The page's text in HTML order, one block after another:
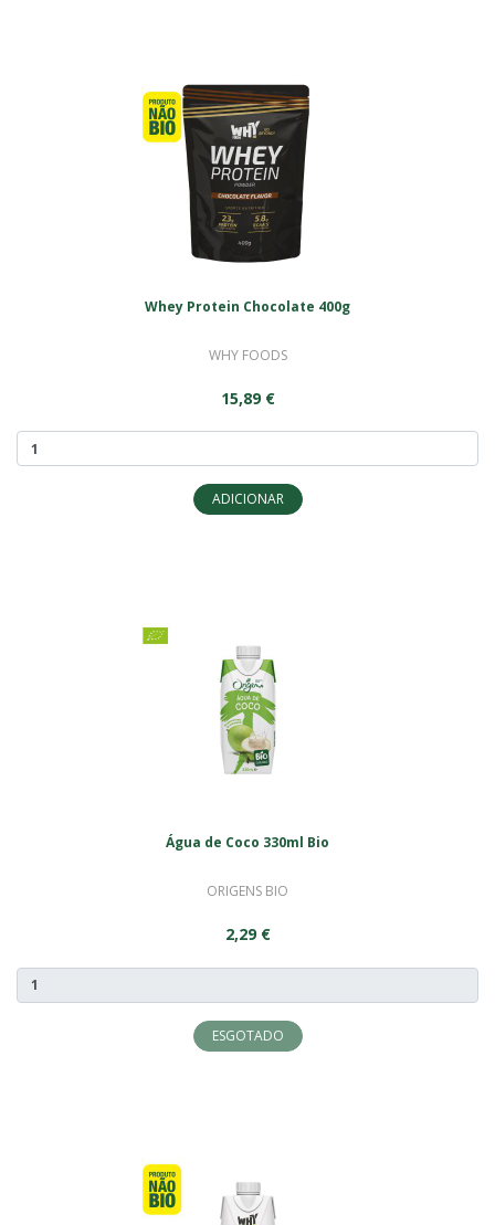
Whey Protein Chocolate 400g
WHY FOODS
15,89 €
ADICIONAR
Água de Coco 330ml Bio
ORIGENS BIO
2,29 €
ESGOTADO